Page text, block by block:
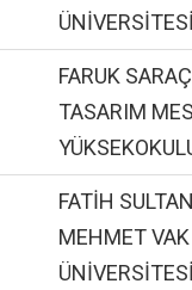
FARUK SARAÇ
TASARIM
FATİH
MEHMET